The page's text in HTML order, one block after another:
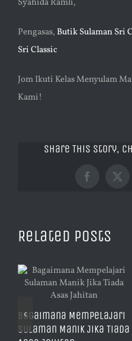
Syahida Ramli,
Pengasas, Butik Sulaman Sri
Sri Classic
Jom Ikuti Kelas Menyulam
Kami!
Share This Story,
Facebook
X
Related Posts
Bagaimana Mempelajari
Sulaman Manik Jika Tiada